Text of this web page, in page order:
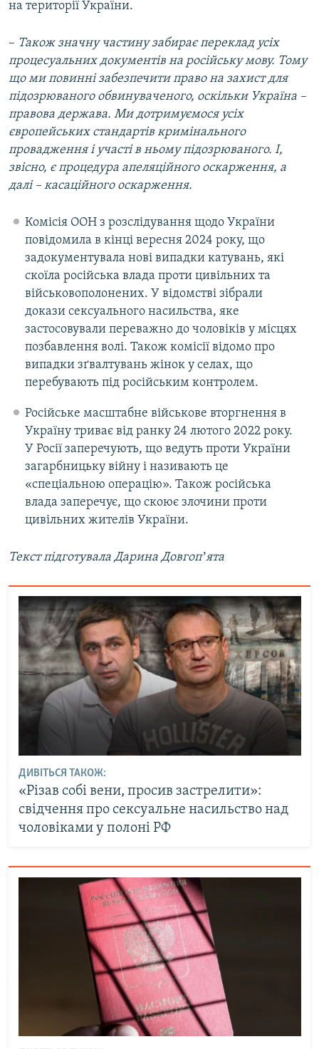
на території України.
– Також значну частину забирає переклад усіх
процесуальних документів на російську мову. Тому
що ми повинні забезпечити право на захист для
підозрюваного обвинуваченого, оскільки Україна –
правова держава. Ми дотримуємося усіх
європейських стандартів кримінального
провадження і участі в ньому підозрюваного. І,
звісно, є процедура апеляційного оскарження, а
далі – касаційного оскарження.
Комісія ООН з розслідування щодо України
повідомила в кінці вересня 2024 року, що
задокументувала нові випадки катувань, які
скоїла російська влада проти цивільних та
військовополонених. У відомстві зібрали
докази сексуального насильства, яке
застосовували переважно до чоловіків у місцях
позбавлення волі. Також комісії відомо про
випадки зґвалтувань жінок у селах, що
перебувають під російським контролем.
Російське масштабне військове вторгнення в
Україну триває від ранку 24 лютого 2022 року.
У Росії заперечують, що ведуть проти України
загарбницьку війну і називають це
«спеціальною операцію». Також російська
влада заперечує, що скоює злочини проти
цивільних жителів України.
Текст підготувала Дарина Довгопʼята
ДИВІТЬСЯ ТАКОЖ:
«Різав собі вени, просив застрелити»:
свідчення про сексуальне насильство над
чоловіками у полоні РФ